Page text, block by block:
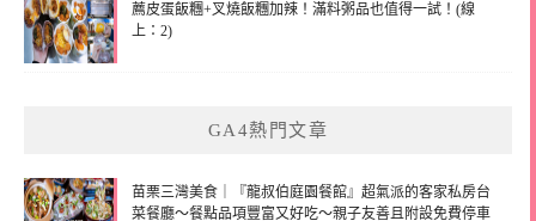
薦皮蛋飯糰+叉燒飯糰加辣！滿料粥品也值得一試！(線
上：2)
GA4熱門文章
苗栗三灣美食｜『龍叔伯庭園餐館』超氣派的客家私房台
菜餐廳～餐點品項豐富又好吃～親子友善且附設免費停車